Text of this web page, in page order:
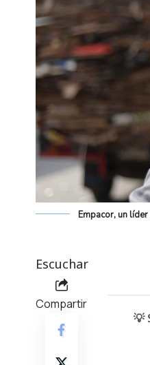
Empacor, un
Escuchar
Compartir
💡